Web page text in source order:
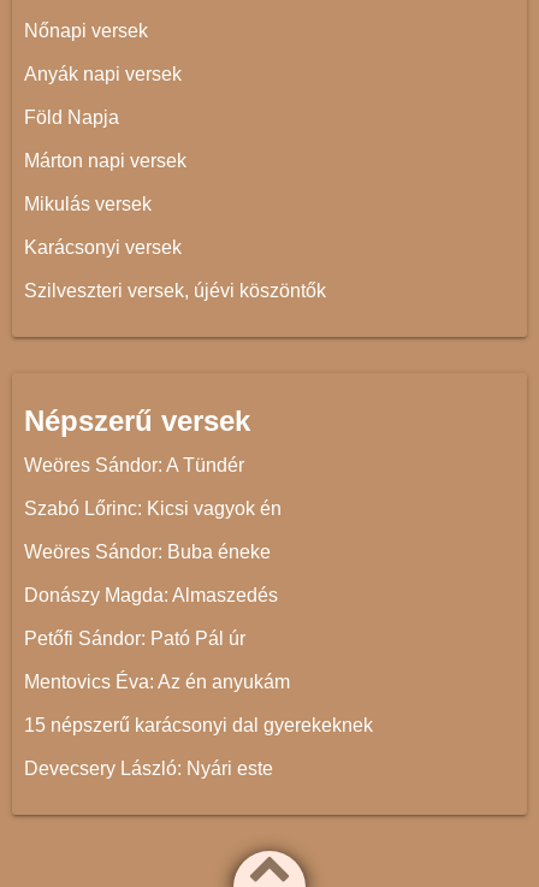
Nőnapi versek
Anyák napi versek
Föld Napja
Márton napi versek
Mikulás versek
Karácsonyi versek
Szilveszteri versek, újévi köszöntők
Népszerű versek
Weöres Sándor: A Tündér
Szabó Lőrinc: Kicsi vagyok én
Weöres Sándor: Buba éneke
Donászy Magda: Almaszedés
Petőfi Sándor: Pató Pál úr
Mentovics Éva: Az én anyukám
15 népszerű karácsonyi dal gyerekeknek
Devecsery László: Nyári este